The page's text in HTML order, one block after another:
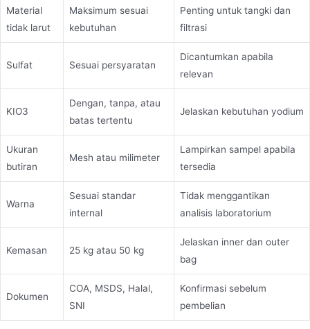
Material
tidak larut
Maksimum sesuai
kebutuhan
Penting untuk tangki dan
filtrasi
Sulfat Sesuai persyaratan
Dicantumkan apabila
relevan
KIO3
Dengan, tanpa, atau
batas tertentu
Jelaskan kebutuhan yodium
Ukuran
butiran
Mesh atau milimeter
Lampirkan sampel apabila
tersedia
Warna
Sesuai standar
internal
Tidak menggantikan
analisis laboratorium
Kemasan 25 kg atau 50 kg
Jelaskan inner dan outer
bag
Dokumen
COA, MSDS, Halal,
SNI
Konfirmasi sebelum
pembelian